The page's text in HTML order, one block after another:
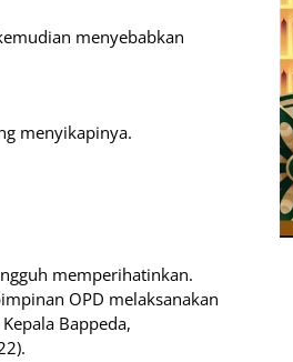
menyebabkan
menyikapinya.
memperihatinkan.
OPD melaksanakan
Bappeda,